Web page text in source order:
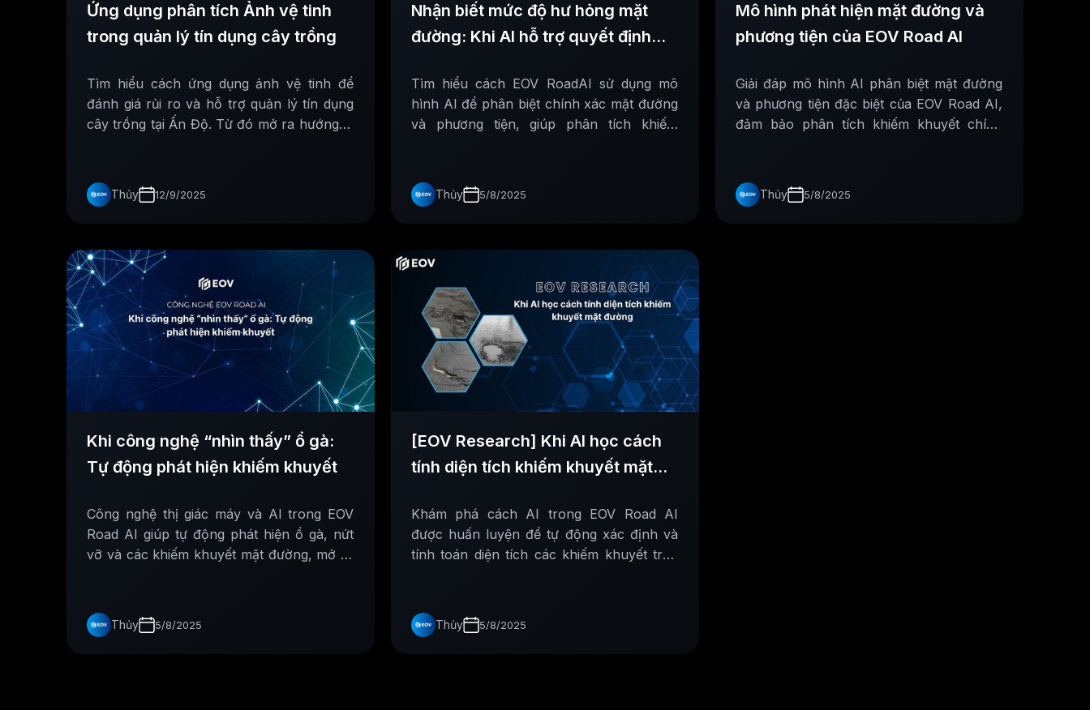
Ứng dụng phân tích Ảnh vệ tinh
trong quản lý tín dụng cây trồng
Tìm hiểu cách ứng dụng ảnh vệ tinh để
đánh giá rủi ro và hỗ trợ quản lý tín dụng
cây trồng tại Ấn Độ. Từ đó mở ra hướng đi
Thủy 12/9/2025
Nhận biết mức độ hư hỏng mặt
đường: Khi AI hỗ trợ quyết định
Tìm hiểu cách EOV RoadAI sử dụng mô
hình AI để phân biệt chính xác mặt đường
và phương tiện, giúp phân tích khiếm
Thủy 5/8/2025
Mô hình phát hiện mặt đường và
phương tiện của EOV Road AI
Giải đáp mô hình AI phân biệt mặt đường
và phương tiện đặc biệt của EOV Road AI,
đảm bảo phân tích khiếm khuyết chính
Thủy 5/8/2025
Khi công nghệ “nhìn thấy” ổ gà:
Tự động phát hiện khiếm khuyết
Công nghệ thị giác máy và AI trong EOV
Road AI giúp tự động phát hiện ổ gà, nứt
vỡ và các khiếm khuyết mặt đường, mở ra
Thủy 5/8/2025
[EOV Research] Khi AI học cách
tính diện tích khiếm khuyết mặt
Khám phá cách AI trong EOV Road AI
được huấn luyện để tự động xác định và
tính toán diện tích các khiếm khuyết trên
Thủy 5/8/2025